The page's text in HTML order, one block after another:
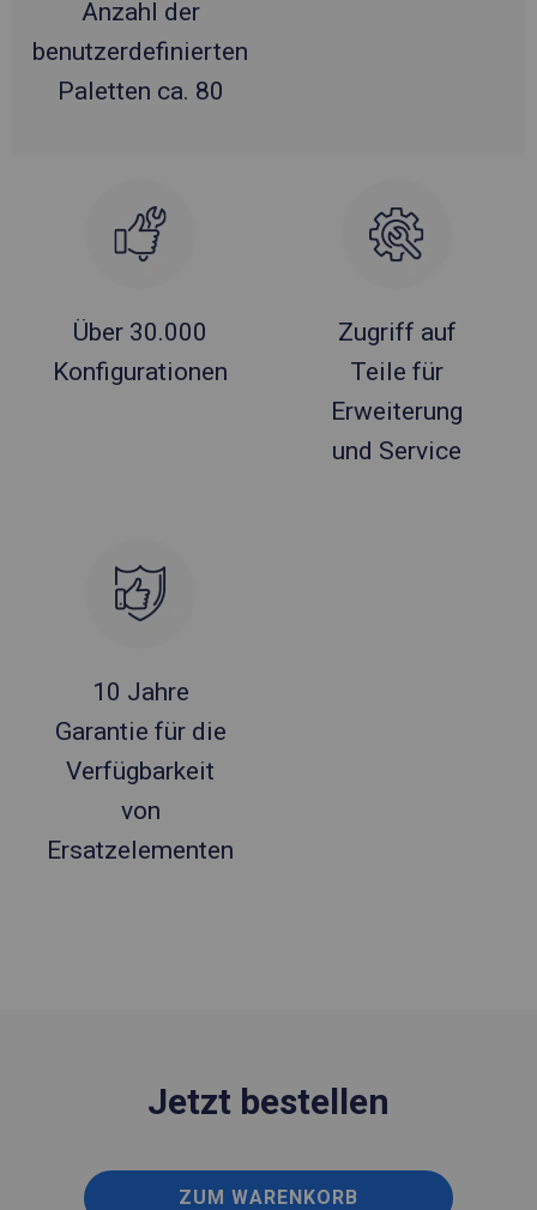
Anzahl der
benutzerdefinierten
Paletten ca. 80
Über 30.000
Konfigurationen
Zugriff auf
Teile für
Erweiterung
und Service
10 Jahre
Garantie für die
Verfügbarkeit
von
Ersatzelementen
Jetzt bestellen
ZUM WARENKORB